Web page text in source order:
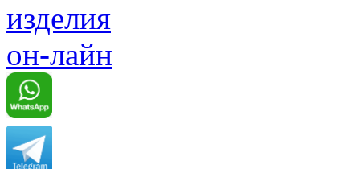
изделия
он-лайн